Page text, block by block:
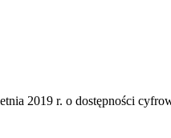
2019 r. o dostępności